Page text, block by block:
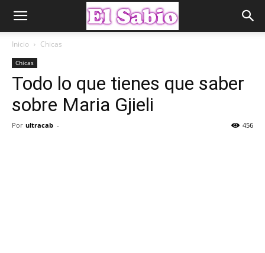
Inicio Chicas
Chicas
Todo lo que tienes que saber
sobre Maria Gjieli
Por ultracab - 456